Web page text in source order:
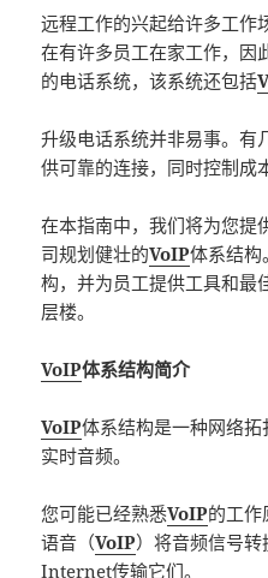
远程工作的兴起给许多工作
在有许多员工在家工作，因
的电话系统，该系统还包括
升级电话系统并非易事。有
供可靠的连接，同时控制成
在本指南中，我们将为您提
司规划健壮的VoIP体系结构
构，并为员工提供工具和最
层楼。
VoIP体系结构简介
VoIP体系结构是一种网络
实时音频。
您可能已经熟悉VoIP的工作
语音（VoIP）将音频信号
Internet传输它们。